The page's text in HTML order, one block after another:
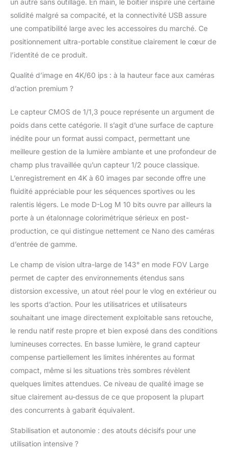
filmer partout. Utilisez-
la comme caméra
portable pour filmer en
déplacement et profitez
cinématographiques
performances de
couleurs 10 bits et D-
Log M, ce qui en fait
l'appareil idéal pour le
vlogging ou comme
caméra corporelle pour
des montages créatifs.
Autonomie prolongée
de 200 minutes et
charge rapide -
Jusqu’à 200 minutes
d’autonomie[2] et une
toujours prête pour les
vlogs, les balades POV
vos aventures.
Stockage intégré de 64
Go et mémoire
extensible – Enregistrez
dès le déballage grâce
aux 64 Go intégrés. De
plus, une carte
microSD permet
d'étendre la capacité
de l'appareil afin d'offrir
encore plus de
moments inoubliables.
instantanément -
solidité malgré sa compacité, et la connectivité USB assure
une compatibilité large avec les accessoires du marché. Ce
positionnement ultra-portable constitue clairement le cœur de
l’identité de ce produit.
Qualité d’image en 4K/60 ips : à la hauteur face aux caméras
d’action premium ?
Le capteur CMOS de 1/1,3 pouce représente un argument de
poids dans cette catégorie. Il s’agit d’une surface de capture
inédite pour un format aussi compact, permettant une
meilleure gestion de la lumière ambiante et une profondeur de
champ plus travaillée qu’un capteur 1/2 pouce classique.
L’enregistrement en 4K à 60 images par seconde offre une
fluidité appréciable pour les séquences sportives ou les
ralentis légers. Le mode D-Log M 10 bits ouvre par ailleurs la
porte à un étalonnage colorimétrique sérieux en post-
production, ce qui distingue nettement ce Nano des caméras
d’entrée de gamme.
Le champ de vision ultra-large de 143° en mode FOV Large
permet de capter des environnements étendus sans
distorsion excessive, un atout réel pour le vlog en extérieur ou
les sports d’action. Pour les utilisatrices et utilisateurs
souhaitant une image directement exploitable sans retouche,
le rendu natif reste propre et bien exposé dans des conditions
lumineuses correctes. En basse lumière, le grand capteur
compense partiellement les limites inhérentes au format
compact, même si les situations très sombres révèlent
quelques limites attendues. Ce niveau de qualité image se
situe clairement au-dessus de ce que proposent la plupart
des concurrents à gabarit équivalent.
Stabilisation et autonomie : des atouts décisifs pour une
utilisation intensive ?